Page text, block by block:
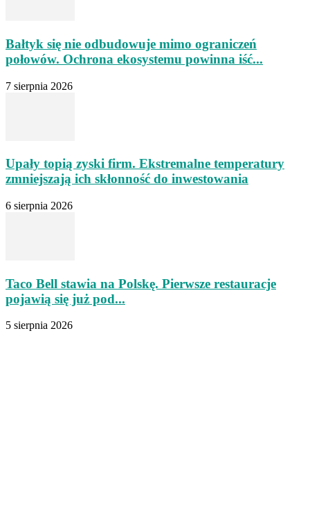
Bałtyk się nie odbudowuje mimo ograniczeń
połowów. Ochrona ekosystemu powinna iść...
7 sierpnia 2026
Upały topią zyski firm. Ekstremalne temperatury
zmniejszają ich skłonność do inwestowania
6 sierpnia 2026
Taco Bell stawia na Polskę. Pierwsze restauracje
pojawią się już pod...
5 sierpnia 2026